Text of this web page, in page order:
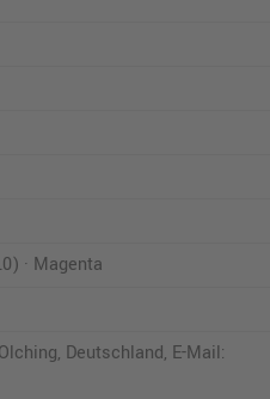
· Magenta
Deutschland, E-Mail: